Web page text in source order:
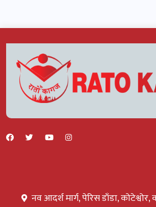
नव आदर्श मार्ग, पेरिस डाँडा, कोटेश्वोर,